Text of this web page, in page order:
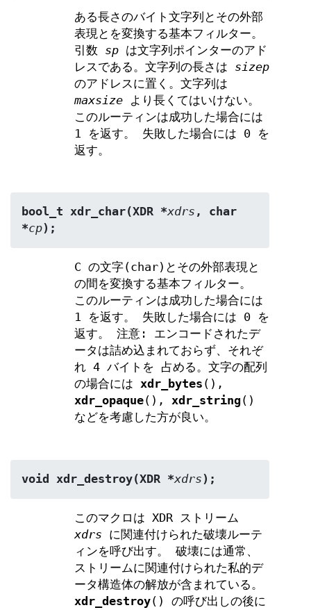
ある長さのバイト文字列とその外部
表現とを変換する基本フィルター。
引数 spは文字列ポインターのアド
レスである。文字列の長さは sizep
のアドレスに置く。文字列は
maxsizeより長くてはいけない。
このルーティンは成功した場合には
1 を返す。 失敗した場合には 0 を
返す。
bool_t xdr_char(XDR *xdrs , char
*cp);
C の文字(char)とその外部表現と
の間を変換する基本フィルター。
このルーティンは成功した場合には
1 を返す。 失敗した場合には 0 を
返す。 注意: エンコードされたデ
ータは詰め込まれておらず、それぞ
れ 4 バイトを 占める。文字の配列
の場合には xdr_bytes (),
xdr_opaque(), xdr_string()
などを考慮した方が良い。
void xdr_destroy(XDR *xdrs);
このマクロは XDR ストリーム
xdrs に関連付けられた破壊ルーテ
ィンを呼び出す。 破壊には通常、
ストリームに関連付けられた私的デ
ータ構造体の解放が含まれている。
xdr_destroy() の呼び出しの後に